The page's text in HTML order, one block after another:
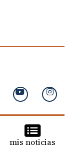
mis noticias